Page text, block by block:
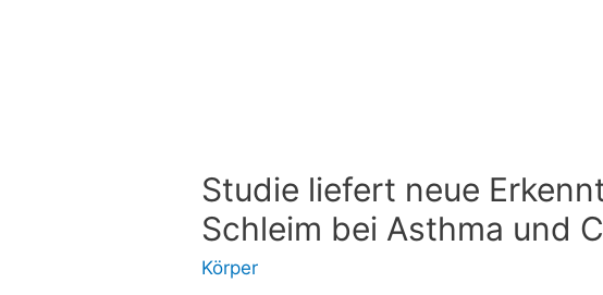
Studie liefert neue
Schleim bei Asthma und
Körper